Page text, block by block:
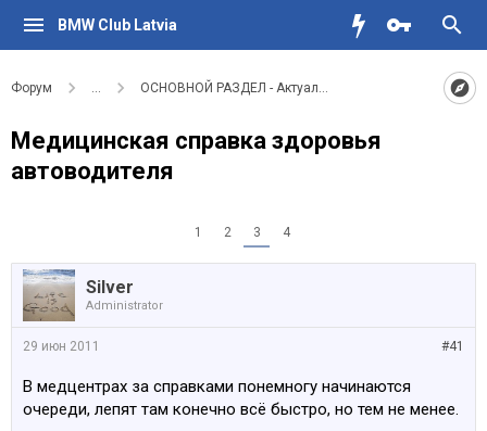
BMW Club Latvia
Форум ... ОСНОВНОЙ РАЗДЕЛ - Актуальное для водителей BMW
Медицинская справка здоровья
автоводителя
1 2 3 4
Silver
Administrator
#41
29 июн 2011
В медцентрах за справками понемногу начинаются
очереди, лепят там конечно всё быстро, но тем не менее.